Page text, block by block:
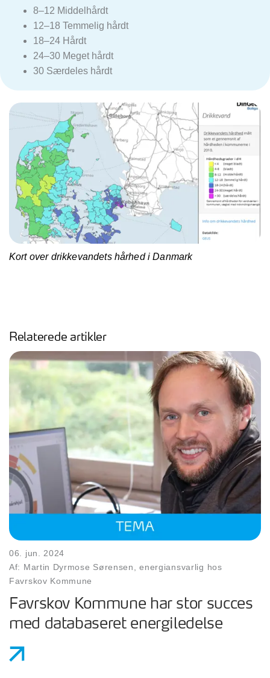
8–12 Middelhårdt
12–18 Temmelig hårdt
18–24 Hårdt
24–30 Meget hårdt
30 Særdeles hårdt
Kort over drikkevandets hårhed i Danmark
Relaterede artikler
06. jun. 2024
Af: Martin Dyrmose Sørensen, energiansvarlig hos
Favrskov Kommune
Favrskov Kommune har stor succes
med databaseret energiledelse